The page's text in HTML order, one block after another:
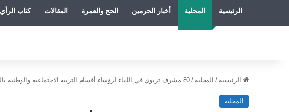
الرئيسية المحلية أخبار الحرمين الحج والعمرة المقالات كتاب الرأي
الرئيسية / المحلية / 80 مشرف تربوي في اللقاء لرؤساء أقسام التربية الاجتماعية والوطنية بالمملكة
المحلية